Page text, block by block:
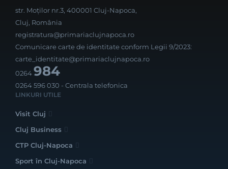
str. Moților nr.3, 400001 Cluj-Napoca,
Cluj, România
registratura@primariaclujnapoca.ro
Comunicare carte de identitate conform Legii 9/2023:
carte_identitate@primariaclujnapoca.ro
0264984
0264 596 030 - Centrala telefonica
LINKURI UTILE
Visit Cluj
Cluj Business
CTP Cluj-Napoca
Sport în Cluj-Napoca